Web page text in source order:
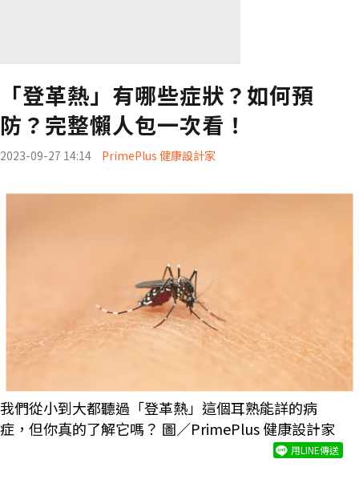
「登革熱」有哪些症狀？如何預
防？完整懶人包一次看！
2023-09-27 14:14 PrimePlus 健康設計家
我們從小到大都聽過「登革熱」這個耳熟能詳的病
症，但你真的了解它嗎？ 圖／PrimePlus 健康設計家
用LINE傳送